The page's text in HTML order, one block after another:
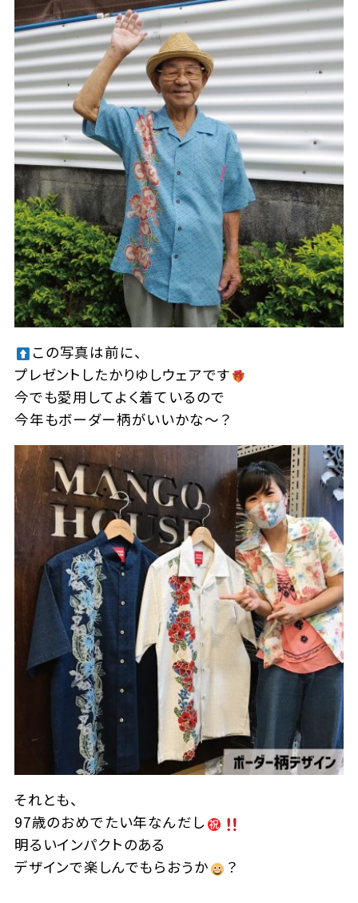
この写真は前に、
プレゼントしたかりゆしウェアです
今でも愛用してよく着ているので
今年もボーダー柄がいいかな～？
それとも、
97歳のおめでたい年なんだし
明るいインパクトのある
デザインで楽しんでもらおうか
？